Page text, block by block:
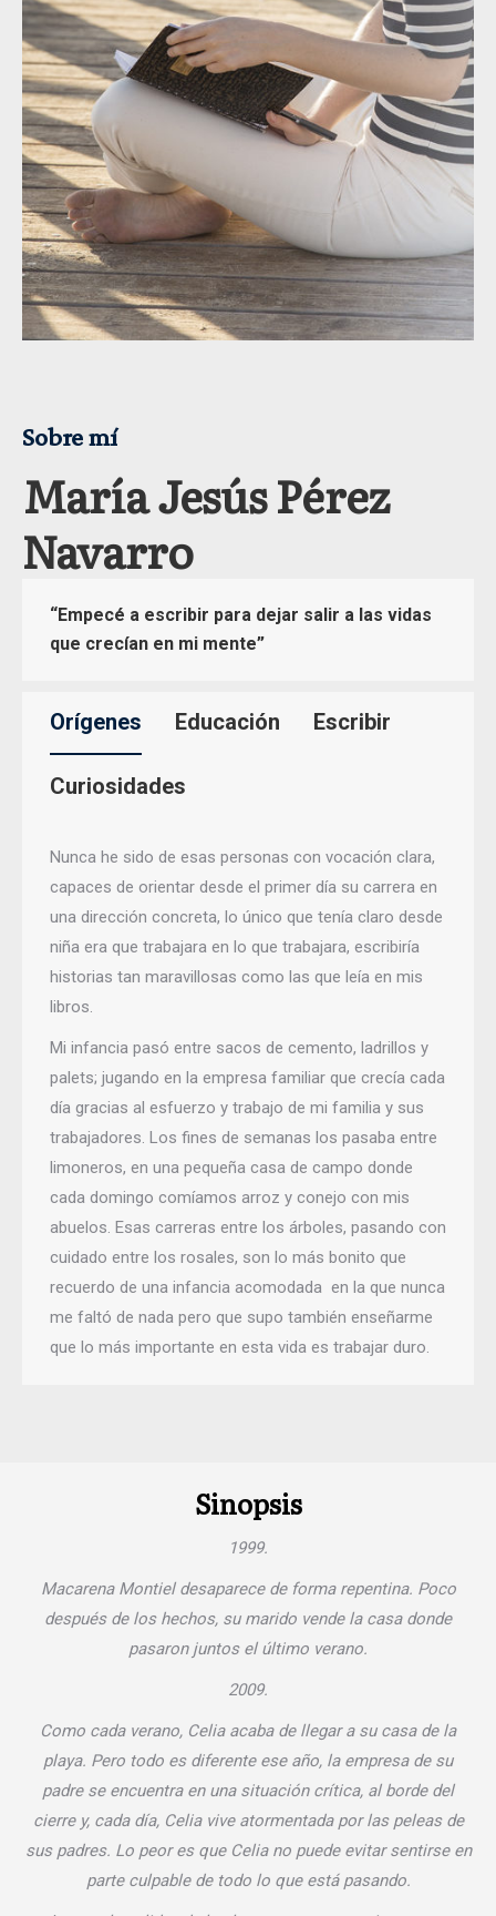
Sobre mí
María Jesús Pérez
Navarro
“Empecé a escribir para dejar salir a las vidas
que crecían en mi mente”
Orígenes Educación Escribir
Curiosidades
Nunca he sido de esas personas con vocación clara,
capaces de orientar desde el primer día su carrera en
una dirección concreta, lo único que tenía claro desde
niña era que trabajara en lo que trabajara, escribiría
historias tan maravillosas como las que leía en mis
libros.
Mi infancia pasó entre sacos de cemento, ladrillos y
palets; jugando en la empresa familiar que crecía cada
día gracias al esfuerzo y trabajo de mi familia y sus
trabajadores. Los fines de semanas los pasaba entre
limoneros, en una pequeña casa de campo donde
cada domingo comíamos arroz y conejo con mis
abuelos. Esas carreras entre los árboles, pasando con
cuidado entre los rosales, son lo más bonito que
recuerdo de una infancia acomodada en la que nunca
me faltó de nada pero que supo también enseñarme
que lo más importante en esta vida es trabajar duro.
Sinopsis
1999.
Macarena Montiel desaparece de forma repentina. Poco
después de los hechos, su marido vende la casa donde
pasaron juntos el último verano.
2009.
Como cada verano, Celia acaba de llegar a su casa de la
playa. Pero todo es diferente ese año, la empresa de su
padre se encuentra en una situación crítica, al borde del
cierre y, cada día, Celia vive atormentada por las peleas de
sus padres. Lo peor es que Celia no puede evitar sentirse en
parte culpable de todo lo que está pasando.